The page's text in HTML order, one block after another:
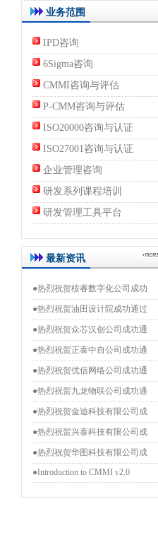
业务范围
IPD咨询
6Sigma咨询
CMMI咨询与评估
P-CMM咨询与评估
ISO20000咨询与认证
ISO27001咨询与认证
企业管理咨询
研发系列课程培训
研发管理工具平台
最新资讯
●热烈祝贺桉睿数字化公司成功
●热烈祝贺油田设计院成功通过
●热烈祝贺众芯汉创公司成功通
●热烈祝贺正泰中自公司成功通
●热烈祝贺优信网络公司成功通
●热烈祝贺九龙物联公司成功通
●热烈祝贺金迪科技有限公司成
●热烈祝贺兴泰科技有限公司成
●热烈祝贺华图科技有限公司成
●Introduction to CMMI v2.0